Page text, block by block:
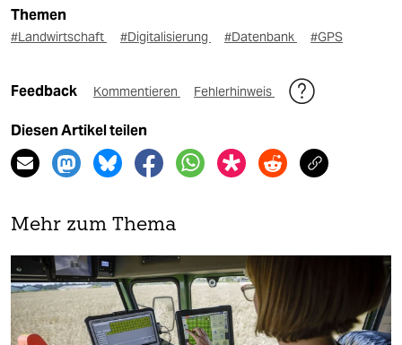
Themen
#Landwirtschaft #Digitalisierung #Datenbank #GPS
Feedback Kommentieren Fehlerhinweis
Diesen Artikel teilen
Mehr zum Thema